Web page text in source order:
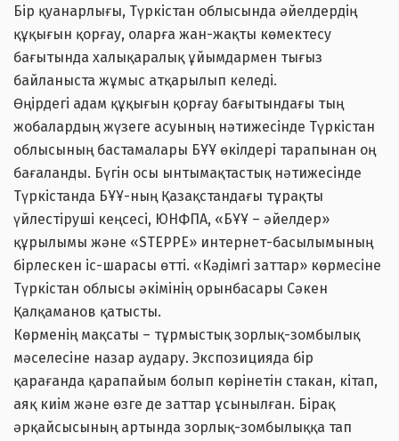
Бір қуанарлығы, Түркістан облысында әйелдердің
құқығын қорғау, оларға жан-жақты көмектесу
бағытында халықаралық ұйымдармен тығыз
байланыста жұмыс атқарылып келеді.
Өңірдегі адам құқығын қорғау бағытындағы тың
жобалардың жүзеге асуының нәтижесінде Түркістан
облысының бастамалары БҰҰ өкілдері тарапынан оң
бағаланды. Бүгін осы ынтымақтастық нәтижесінде
Түркістанда БҰҰ-ның Қазақстандағы тұрақты
үйлестіруші кеңсесі, ЮНФПА, «БҰҰ – әйелдер»
құрылымы және «STEPPE» интернет-басылымының
бірлескен іс-шарасы өтті. «Кәдімгі заттар» көрмесіне
Түркістан облысы әкімінің орынбасары Сәкен
Қалқаманов қатысты.
Көрменің мақсаты – тұрмыстық зорлық-зомбылық
мәселесіне назар аудару. Экспозицияда бір
қарағанда қарапайым болып көрінетін стакан, кітап,
аяқ киім және өзге де заттар ұсынылған. Бірақ
әрқайсысының артында зорлық-зомбылыққа тап